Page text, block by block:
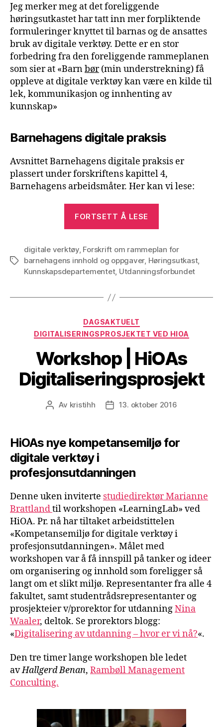
Jeg merker meg at det foreliggende
høringsutkastet har tatt inn mer forpliktende
formuleringer knyttet til barnas og de ansattes
bruk av digitale verktøy. Dette er en stor
forbedring fra den foreliggende rammeplanen
som sier at «Barnbør(min understrekning) få
oppleve at digitale verktøy kan være en kilde til
lek, kommunikasjon og innhenting av
kunnskap»
Barnehagens digitale praksis
Avsnittet Barnehagens digitale praksis er
plassert under forskriftens kapittel 4,
Barnehagens arbeidsmåter. Her kan vi lese:
FORTSETT Å LESE
barnehagen
–
digitale
Stikkord
digitale verktøy, Forskrift om rammeplan for
barnehagens innhold og oppgaver, Høringsutkast,
Kunnskapsdepartementet, Utdanningsforbundet
Kategorier
DAGSAKTUELT
DIGITALISERINGSPROSJEKTET VED HIOA
Workshop | HiOAs
Digitaliseringsprosjekt
Innleggsforfatter
Av kristihh Publiseringsdato
13. oktober 2016
HiOAs nye kompetansemiljø for
digitale verktøy i
profesjonsutdanningen
Denne uken inviterte studiedirektør Marianne
Brattlandtil workshopen «LearningLab» ved
HiOA. Pr. nå har tiltaket arbeidstittelen
«Kompetansemiljø for digitale verktøy i
profesjonsutdanningen». Målet med
workshopen var å få innspill på tanker og ideer
om organisering og innhold som foreligger så
langt om et slikt miljø. Representanter fra alle 4
fakultet, samt studentrådsrepresentanter og
prosjekteier v/prorektor for utdanningNina
Waaler, deltok. Se prorektors blogg:
«Digitalisering av utdanning – hvor er vi nå?«.
Den tre timer lange workshopen ble ledet
avHallgerd Benan, Rambøll Management
Conculting.